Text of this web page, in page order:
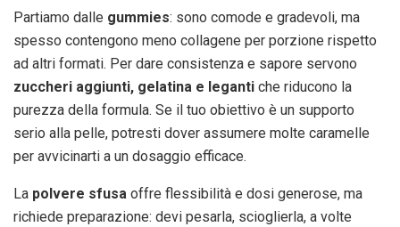
Partiamo dalle gummies: sono comode e gradevoli, ma
spesso contengono meno collagene per porzione rispetto
ad altri formati. Per dare consistenza e sapore servono
zuccheri aggiunti, gelatina e leganti che riducono la
purezza della formula. Se il tuo obiettivo è un supporto
serio alla pelle, potresti dover assumere molte caramelle
per avvicinarti a un dosaggio efficace.
La polvere sfusa offre flessibilità e dosi generose, ma
richiede preparazione: devi pesarla, scioglierla, a volte